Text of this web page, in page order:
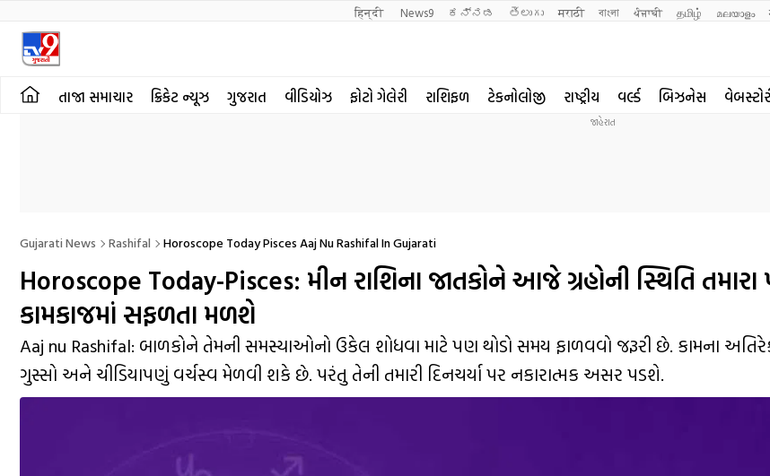
हिन्दी News9 ಕನ್ನಡ తెలుగు मराठी বাংলা ਪੰਜਾਬੀ தமிழ் മലയാളം
તાજા સમાચાર ક્રિકેટ ન્યૂઝ ગુજરાત વીડિયોઝ ફોટો ગેલેરી રાશિફળ ટેકનોલોજી રાષ્ટ્રીય વર્લ્ડ બિઝનેસ
Gujarati News Rashifal Horoscope Today Pisces Aaj Nu Rashifal In Gujarati
Horoscope Today-Pisces: મીન રાશિના જાતકોને આજે ગ્રહોની સ્થિતિ તમારા
કામકાજમાં સફળતા મળશે
Aaj nu Rashifal: બાળકોને તેમની સમસ્યાઓનો ઉકેલ શોધવા માટે પણ થોડો સમય ફાળવવો જરૂરી છે. કામના
ગુસ્સો અને ચીડિયાપણું વર્ચસ્વ મેળવી શકે છે. પરંતુ તેની તમારી દિનચર્યા પર નકારાત્મક અસર પડશે.